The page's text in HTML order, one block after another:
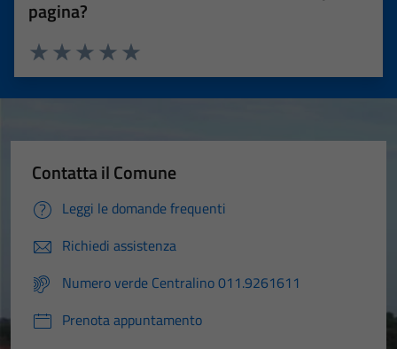
pagina?
Valuta 5 stelle su 5
Valuta 4 stelle su 5
Valuta 3 stelle su 5
Valuta 2 stelle su 5
Valuta 1 stelle su 5
Contatta il Comune
Leggi le domande frequenti
Richiedi assistenza
Numero verde Centralino 011.9261611
Prenota appuntamento